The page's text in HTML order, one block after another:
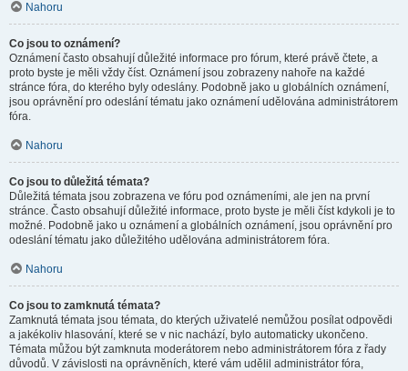
Nahoru
Co jsou to oznámení?
Oznámení často obsahují důležité informace pro fórum, které právě čtete, a
proto byste je měli vždy číst. Oznámení jsou zobrazeny nahoře na každé
stránce fóra, do kterého byly odeslány. Podobně jako u globálních oznámení,
jsou oprávnění pro odeslání tématu jako oznámení udělována administrátorem
fóra.
Nahoru
Co jsou to důležitá témata?
Důležitá témata jsou zobrazena ve fóru pod oznámeními, ale jen na první
stránce. Často obsahují důležité informace, proto byste je měli číst kdykoli je to
možné. Podobně jako u oznámení a globálních oznámení, jsou oprávnění pro
odeslání tématu jako důležitého udělována administrátorem fóra.
Nahoru
Co jsou to zamknutá témata?
Zamknutá témata jsou témata, do kterých uživatelé nemůžou posílat odpovědi
a jakékoliv hlasování, které se v nic nachází, bylo automaticky ukončeno.
Témata můžou být zamknuta moderátorem nebo administrátorem fóra z řady
důvodů. V závislosti na oprávněních, které vám udělil administrátor fóra,